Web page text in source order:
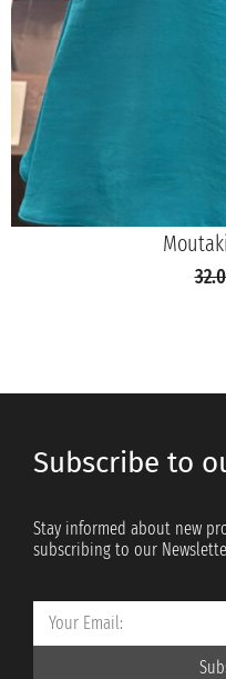
Subscribe to
Stay informed about new
subscribing to our